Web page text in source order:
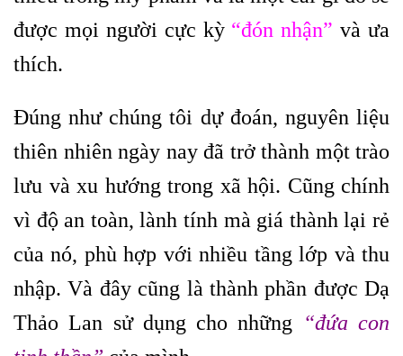
được mọi người cực kỳ “đón nhận” và ưa
thích.
Đúng như chúng tôi dự đoán, nguyên liệu
thiên nhiên ngày nay đã trở thành một trào
lưu và xu hướng trong xã hội. Cũng chính
vì độ an toàn, lành tính mà giá thành lại rẻ
của nó, phù hợp với nhiều tầng lớp và thu
nhập. Và đây cũng là thành phần được Dạ
Thảo Lan sử dụng cho những
“đứa con